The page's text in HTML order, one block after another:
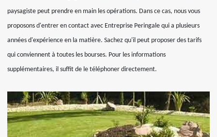
paysagiste peut prendre en main les opérations. Dans ce cas, nous vous
proposons d'entrer en contact avec Entreprise Peringale qui a plusieurs
années d'expérience en la matière. Sachez qu'il peut proposer des tarifs
qui conviennent à toutes les bourses. Pour les informations
supplémentaires, il suffit de le téléphoner directement.